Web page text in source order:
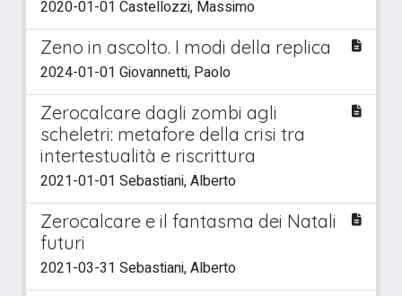
2020-01-01 Castellozzi, Massimo
Zeno in ascolto. I modi della replica
2024-01-01 Giovannetti, Paolo
Zerocalcare dagli zombi agli
scheletri: metafore della crisi tra
intertestualità e riscrittura
2021-01-01 Sebastiani, Alberto
Zerocalcare e il fantasma dei Natali
futuri
2021-03-31 Sebastiani, Alberto